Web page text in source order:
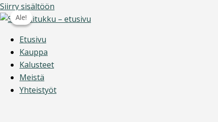
Siirry sisältöön
Etusivu
Kauppa
Kalusteet
Meistä
Yhteistyöt
Ale!
Ale!